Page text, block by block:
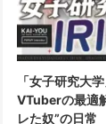
「女子研究大
VTuberの最適
レた奴”の日常